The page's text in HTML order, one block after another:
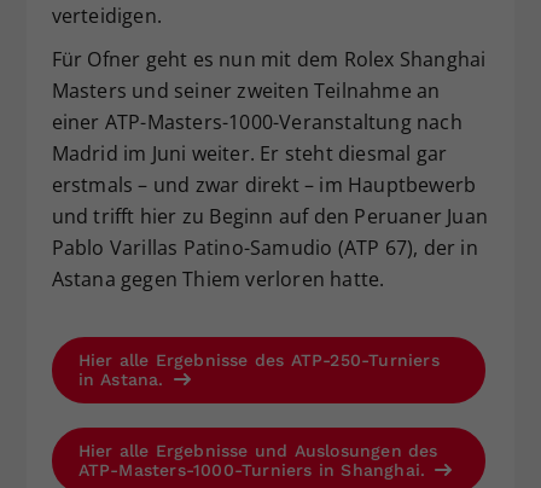
verteidigen.
Für Ofner geht es nun mit dem Rolex Shanghai
Masters und seiner zweiten Teilnahme an
einer ATP-Masters-1000-Veranstaltung nach
Madrid im Juni weiter. Er steht diesmal gar
erstmals – und zwar direkt – im Hauptbewerb
und trifft hier zu Beginn auf den Peruaner Juan
Pablo Varillas Patino-Samudio (ATP 67), der in
Astana gegen Thiem verloren hatte.
Hier alle Ergebnisse des ATP-250-Turniers
in Astana.
Hier alle Ergebnisse und Auslosungen des
ATP-Masters-1000-Turniers in Shanghai.